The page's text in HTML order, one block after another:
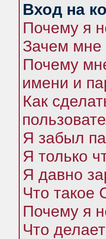
Вход на
Почему я
Зачем мне
Почему
имени и
Как
Я забыл
Я только
Я давно
Что такое
Почему я
Что